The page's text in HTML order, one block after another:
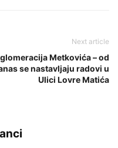
Next article
Metkovića – od
se nastavljaju radovi u
Ulici Lovre Matića